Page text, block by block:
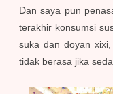
Dan saya pun
terakhir konsumsi
suka dan doyan
tidak berasa jika